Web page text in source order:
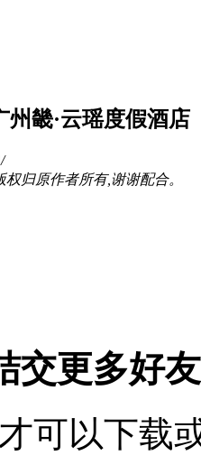
畿·云瑶度假酒店
/
归原作者所有,谢谢配合。
交更多好
才可以下载